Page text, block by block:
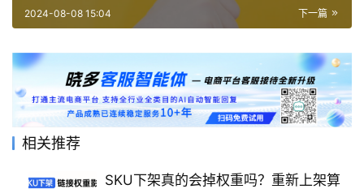
下一篇
2024-08-08 15:04
相关推荐
SKU下架真的会掉权重吗？重新上架算